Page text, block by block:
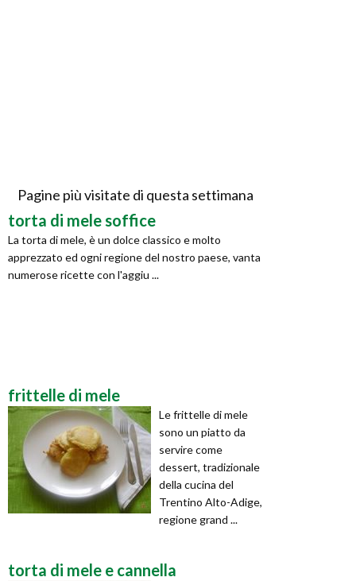
Pagine più visitate di questa settimana
torta di mele soffice
La torta di mele, è un dolce classico e molto
apprezzato ed ogni regione del nostro paese, vanta
numerose ricette con l'aggiu ...
frittelle di mele
Le frittelle di mele
sono un piatto da
servire come
dessert, tradizionale
della cucina del
Trentino Alto-Adige,
regione grand ...
torta di mele e cannella